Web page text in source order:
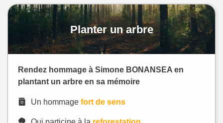
Planter un arbre
Rendez hommage à Simone BONANSEA en
plantant un arbre en sa mémoire
Un hommage fort de sens